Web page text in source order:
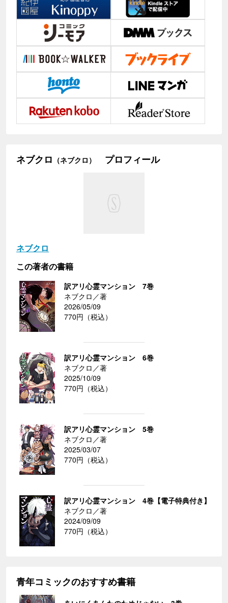
ネブクロ （ネブクロ） プロフィール
ネブクロ
この著者の書籍
訳アリ心霊マンション 7巻
ネブクロ／著
2026/05/09
770円（税込）
訳アリ心霊マンション 6巻
ネブクロ／著
2025/10/09
770円（税込）
訳アリ心霊マンション 5巻
ネブクロ／著
2025/03/07
770円（税込）
訳アリ心霊マンション 4巻【電子特典付き】
ネブクロ／著
2024/09/09
770円（税込）
青年コミックのおすすめ書籍